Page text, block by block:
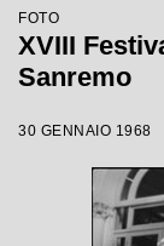
FOTO
XVIII
Sanremo
30 GENNAIO 1968